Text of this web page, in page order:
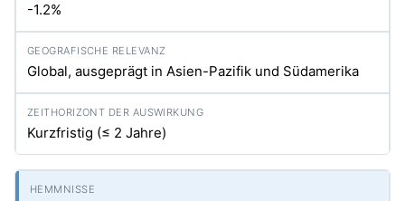
-1.2%
Global, ausgeprägt in Asien-Pazifik und Südamerika
Kurzfristig (≤ 2 Jahre)